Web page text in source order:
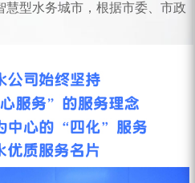
慧型水务城市，根据市委、市政